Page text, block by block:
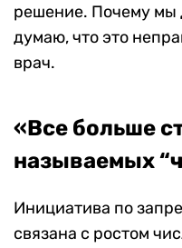
решение. Почему мы
думаю, что это
врач.
«Все больше
называемых
Инициатива по
связана с ростом